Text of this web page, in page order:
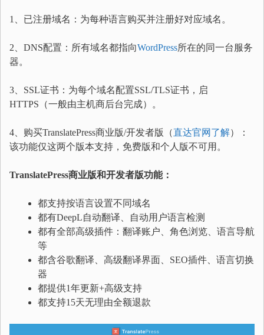
1、已注册域名：为每种语言购买并注册好对应域名。
2、DNS配置：所有域名都指向WordPress所在的同一台服务
器。
3、SSL证书：为每个域名配置SSL/TLS证书，启
HTTPS（一般由主机商后台完成）。
4、购买TranslatePress商业版/开发者版（直达官网了解）：
该功能仅这两个版本支持，免费版和个人版不可用。
TranslatePress商业版和开发者版功能：
都支持按语言设置不同域名
都有DeepL自动翻译、自动用户语言检测
都有全部高级插件：翻译账户、角色浏览、语言导航
等
都含谷歌翻译、高级翻译界面、SEO插件、语言切换
器
都提供1年更新+高级支持
都支持15天无理由全额退款